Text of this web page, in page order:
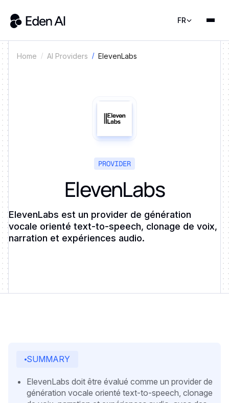
FR
Home AI Providers ElevenLabs
PROVIDER
ElevenLabs
ElevenLabs est un provider de génération
vocale orienté text-to-speech, clonage de voix,
narration et expériences audio.
SUMMARY
ElevenLabs doit être évalué comme un provider de
génération vocale orienté text-to-speech, clonage